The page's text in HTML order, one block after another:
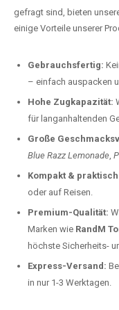
gefragt sind, bieten
einige Vorteile unserer
Gebrauchsfertig:
– einfach auspacken
Hohe Zugkapazität:
für langanhaltenden
Große
Blue Razz Lemonade,
Kompakt &
oder auf Reisen.
Premium-Qualität:
Marken wie RandM
höchste Sicherheits-
Express-Versand:
in nur 1-3 Werktagen.